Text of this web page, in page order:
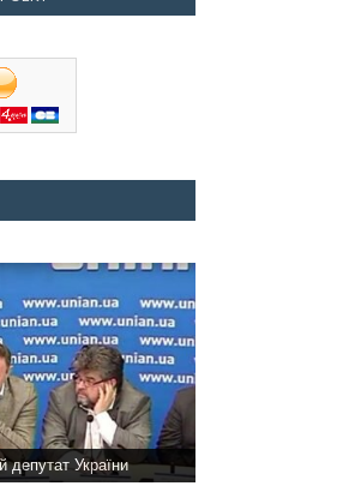
депутат України